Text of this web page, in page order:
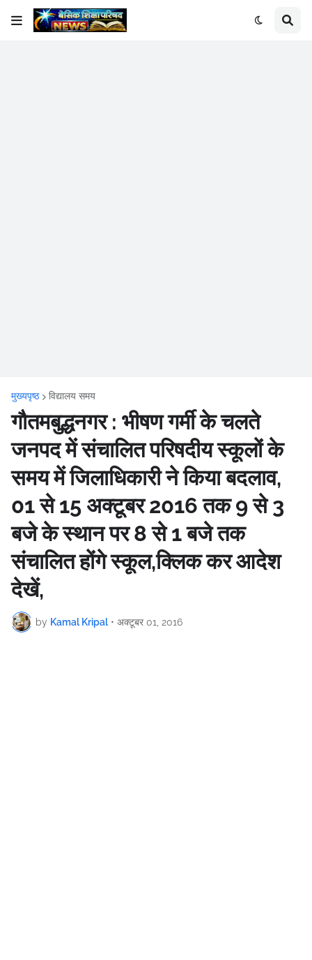
मुख्यपृष्ठ विद्यालय समय
गौतमबुद्धनगर : भीषण गर्मी के चलते
जनपद में संचालित परिषदीय स्कूलों के
समय में जिलाधिकारी ने किया बदलाव,
01 से 15 अक्टूबर 2016 तक 9 से 3
बजे के स्थान पर 8 से 1 बजे तक
संचालित होंगे स्कूल,क्लिक कर आदेश
देखें,
by Kamal Kripal • अक्टूबर 01, 2016